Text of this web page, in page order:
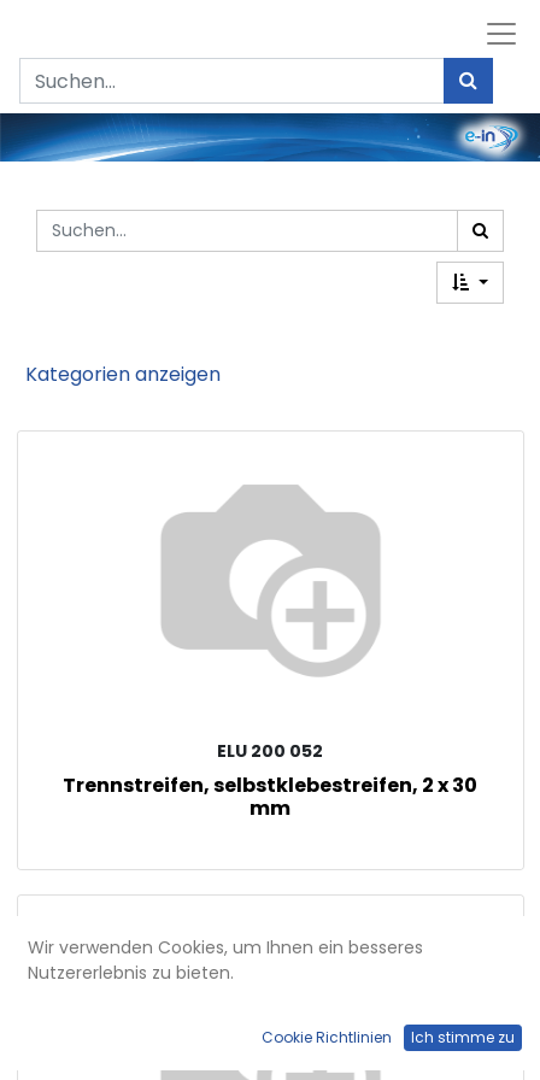
Kategorien anzeigen
ELU 200 052
Trennstreifen, selbstklebestreifen, 2 x 30
mm
Wir verwenden Cookies, um Ihnen ein besseres
Nutzererlebnis zu bieten.
Cookie Richtlinien Ich stimme zu